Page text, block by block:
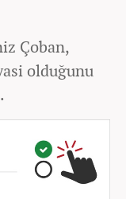
Çoban,
olduğunu